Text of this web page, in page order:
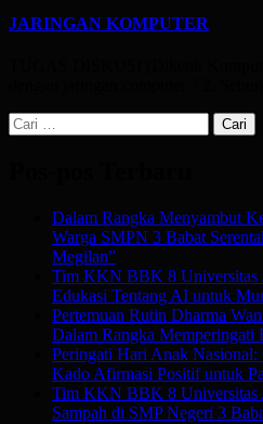
JARINGAN KOMPUTER
Cari
untuk:
Dalam Rangka Menyambut
Warga SMPN 3 Babat
Megilan”
Tim KKN BBK 8 Universitas
Edukasi Tentang AI untuk
Pertemuan Rutin Dharma
Dalam Rangka Memperingati
Peringati Hari Anak
Kado Afirmasi Positif untuk
Tim KKN BBK 8 Universitas
Sampah di SMP Negeri 3